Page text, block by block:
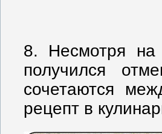
8. Несмотря на
получился
сочетаются
рецепт в